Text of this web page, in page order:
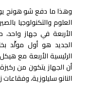
وهذا ما دفع شو هونج
العلوم والتكنولوجيا
الأربعة في جهاز
الجديد هو أول مولِّد
الرئيسية الأربعة مع
أن الجهاز يتكون من
النانو سليلوزية، وفقاعات